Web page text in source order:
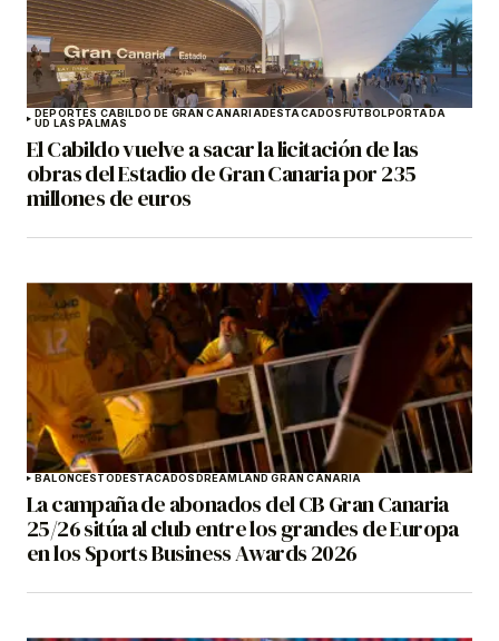
DEPORTES CABILDO DE GRAN CANARIADESTACADOSFÚTBOLPORTADA
UD LAS PALMAS
El Cabildo vuelve a sacar la licitación de las
obras del Estadio de Gran Canaria por 235
millones de euros
BALONCESTODESTACADOSDREAMLAND GRAN CANARIA
La campaña de abonados del CB Gran Canaria
25/26 sitúa al club entre los grandes de Europa
en los Sports Business Awards 2026